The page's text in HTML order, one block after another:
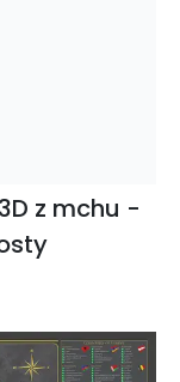
z mchu -